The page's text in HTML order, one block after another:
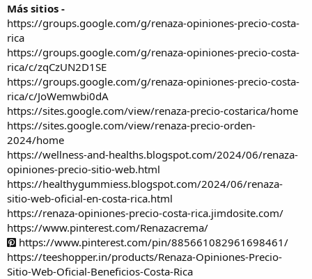
Más sitios -
https://groups.google.com/g/renaza-opiniones-precio-costa-
rica
https://groups.google.com/g/renaza-opiniones-precio-costa-
rica/c/zqCzUN2D1SE
https://groups.google.com/g/renaza-opiniones-precio-costa-
rica/c/JoWemwbi0dA
https://sites.google.com/view/renaza-precio-costarica/home
https://sites.google.com/view/renaza-precio-orden-
2024/home
https://wellness-and-healths.blogspot.com/2024/06/renaza-
opiniones-precio-sitio-web.html
https://healthygummiess.blogspot.com/2024/06/renaza-
sitio-web-oficial-en-costa-rica.html
https://renaza-opiniones-precio-costa-rica.jimdosite.com/
https://www.pinterest.com/Renazacrema/
https://www.pinterest.com/pin/885661082961698461/
https://teeshopper.in/products/Renaza-Opiniones-Precio-
Sitio-Web-Oficial-Beneficios-Costa-Rica